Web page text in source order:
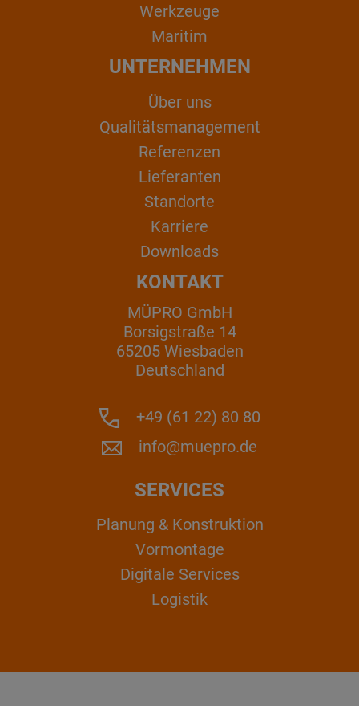
Werkzeuge
Maritim
UNTERNEHMEN
Über uns
Qualitätsmanagement
Referenzen
Lieferanten
Standorte
Karriere
Downloads
KONTAKT
MÜPRO GmbH
Borsigstraße 14
65205 Wiesbaden
Deutschland
+49 (61 22) 80 80
info@muepro.de
SERVICES
Planung & Konstruktion
Vormontage
Digitale Services
Logistik